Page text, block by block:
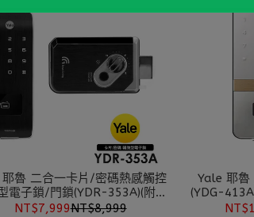
魯 二合一卡片/密碼熱感觸控
電子鎖/門鎖(YDR-353A)(附基
本安裝)
NT$7,999NT$8,999
Yale 耶魯
(YDG-
購